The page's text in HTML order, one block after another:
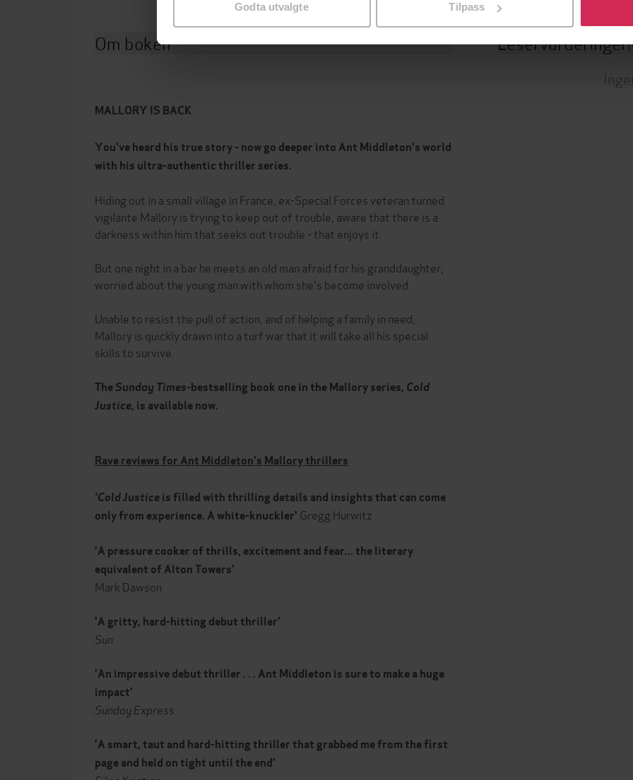
Godta utvalgte Tilpass
Om boken
MALLORY IS BACK
You've heard his true story - now go deeper into Ant Middleton's world
with his ultra-authentic thriller series.
Hiding out in a small village in France, ex-Special Forces veteran turned
vigilante Mallory is trying to keep out of trouble, aware that there is a
darkness within him that seeks out trouble - that enjoys it.
But one night in a bar he meets an old man afraid for his granddaughter,
worried about the young man with whom she's become involved.
Unable to resist the pull of action, and of helping a family in need,
Mallory is quickly drawn into a turf war that it will take all his special
skills to survive.
TheSunday Times-bestselling book one in the Mallory series, Cold
Justice, is available now.
Rave reviews for Ant Middleton's Mallory thrillers
'Cold Justiceis filled with thrilling details and insights that can come
only from experience. A white-knuckler' Gregg Hurwitz
'A pressure cooker of thrills, excitement and fear... the literary
equivalent of Alton Towers'
Mark Dawson
'A gritty, hard-hitting debut thriller'
Sun
'An impressive debut thriller . . . Ant Middleton is sure to make a huge
impact'
Sunday Express
'A smart, taut and hard-hitting thriller that grabbed me from the first
page and held on tight until the end'
Leservurderinger